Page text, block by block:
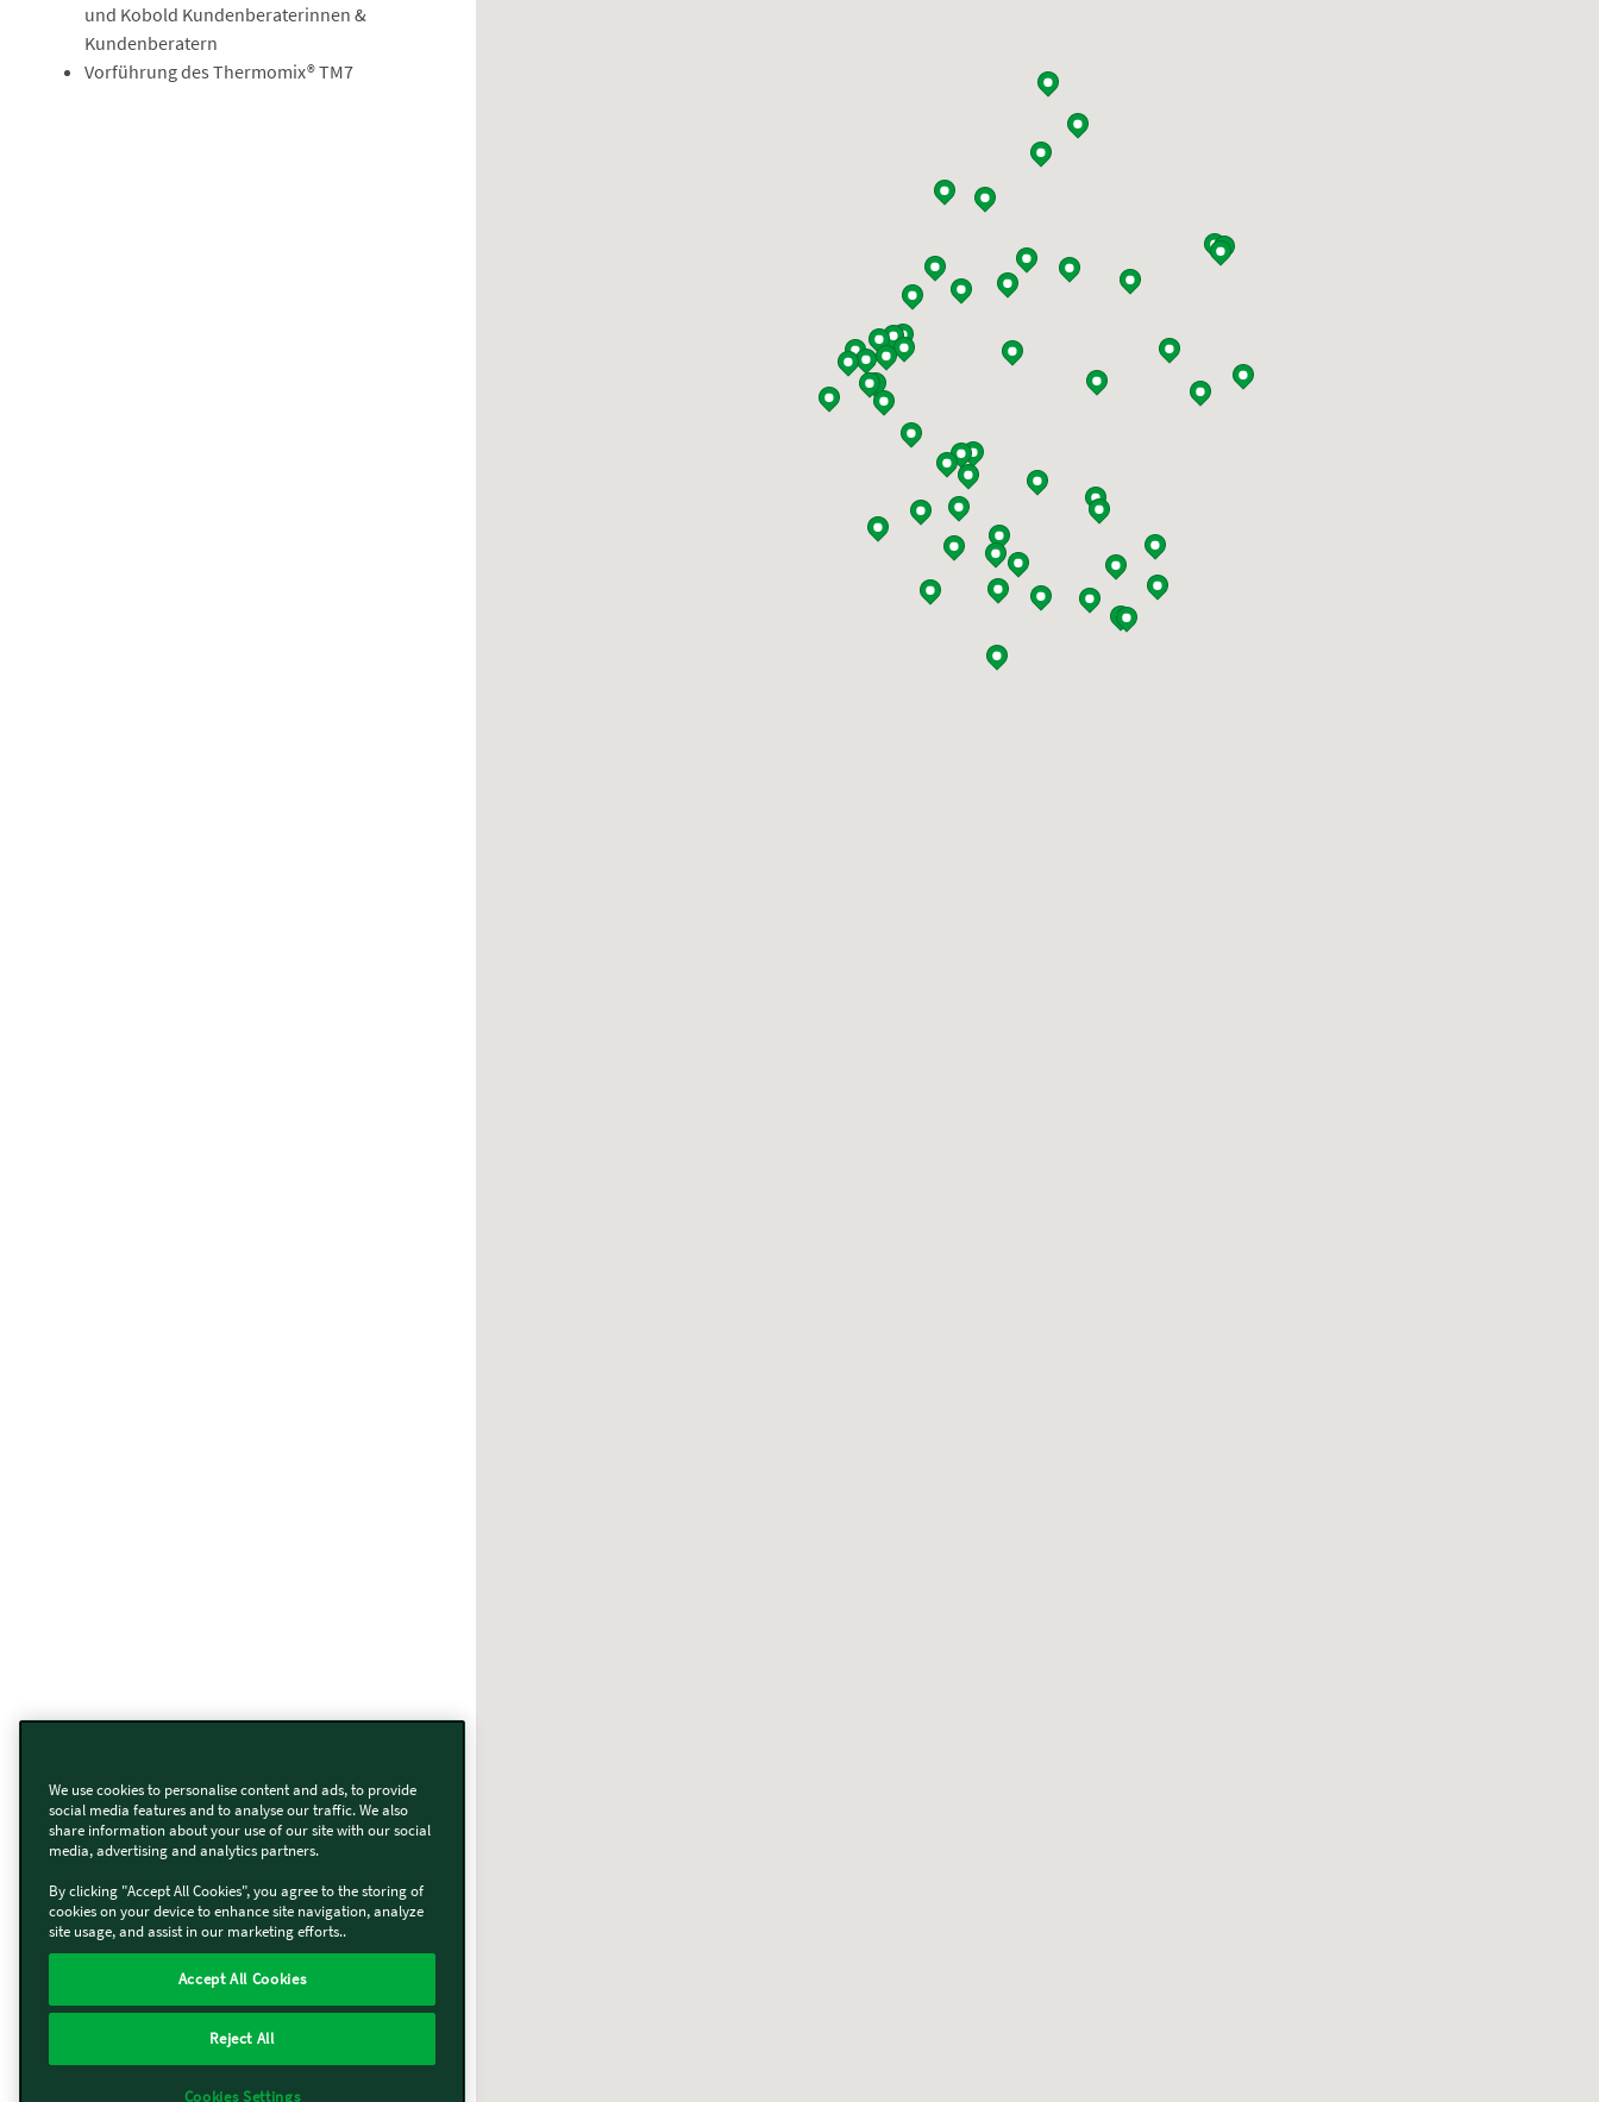
und Kobold Kundenberaterinnen &
Kundenberatern
Vorführung des Thermomix® TM7
We use cookies to personalise content and ads, to provide
social media features and to analyse our traffic. We also
share information about your use of our site with our social
media, advertising and analytics partners.
By clicking "Accept All Cookies", you agree to the storing of
cookies on your device to enhance site navigation, analyze
site usage, and assist in our marketing efforts..
Accept All Cookies
Reject All
Cookies Settings